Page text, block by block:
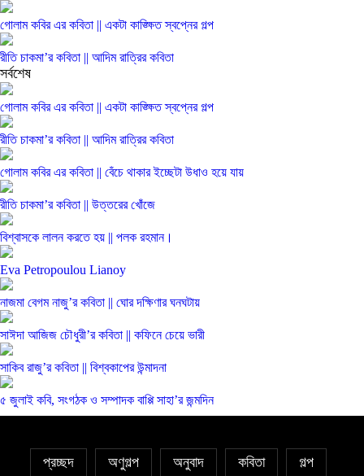
গোলাম কবির এর কবিতা || একটা কাঙ্ক্ষিত স্বপ্নের গল্প
রীতি চাকমা’র কবিতা || আদিম রাত্রির কবিতা
সর্বশেষ
গোলাম কবির এর কবিতা || একটা কাঙ্ক্ষিত স্বপ্নের গল্প
রীতি চাকমা’র কবিতা || আদিম রাত্রির কবিতা
গোলাম কবির এর কবিতা || বেঁচে থাকার ইচ্ছেটা উধাও হয়ে যায়
রীতি চাকমা’র কবিতা || উত্তরের খোঁজে
বিশ্বাসকে লালন করতে হয় || পলক রহমান।
Eva Petropoulou Lianoy
নাজমা বেগম নাজু’র কবিতা || ঘোর দক্ষিণার ঘনঘটায়
সাঈদা আজিজ চৌধুরী’র কবিতা || কফিনে চেয়ে ভারী
সাকিব রাজু’র কবিতা || বিশ্বকাপের উন্মাদনা
৫ জুলাই কবি, সংগঠক ও সম্পাদক বাপ্পি সাহা’র জন্মদিন
প্রচ্ছদ অণুগল্প অনুবাদ কবিতা গল্প